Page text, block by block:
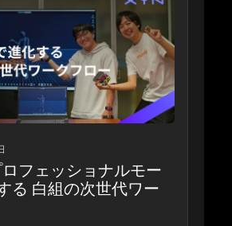
フェッショナルモー
る 白組の次世代ワー